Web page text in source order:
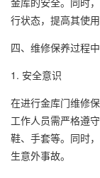
行状态，提高其使用
四、维修保养过程
1. 安全意识
在进行金库门维修
工作人员需严格遵
鞋、手套等。同时
生意外事故。